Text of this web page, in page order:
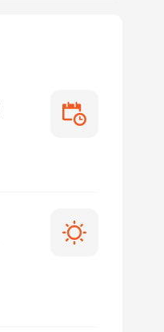
Last
Lato